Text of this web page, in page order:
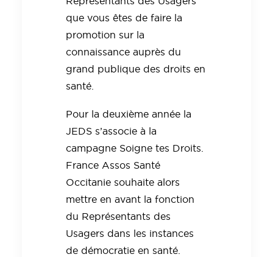
que vous êtes de faire la
promotion sur la
connaissance auprès du
grand publique des droits en
santé.
Pour la deuxième année la
JEDS s’associe à la
campagne Soigne tes Droits.
France Assos Santé
Occitanie souhaite alors
mettre en avant la fonction
du Représentants des
Usagers dans les instances
de démocratie en santé.